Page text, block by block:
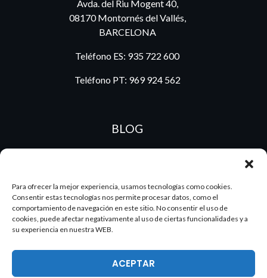
Para ofrecer la mejor experiencia, usamos tecnologías como cookies.
Consentir estas tecnologías nos permite procesar datos, como el
comportamiento de navegación en este sitio. No consentir el uso de
cookies, puede afectar negativamente al uso de ciertas funcionalidades y a
su experiencia en nuestra WEB.
ACEPTAR
Avda. del Riu Mogent 40,
08170 Montornés del Vallés,
BARCELONA
Teléfono ES: 935 722 600
Teléfono PT: 969 924 562
BLOG